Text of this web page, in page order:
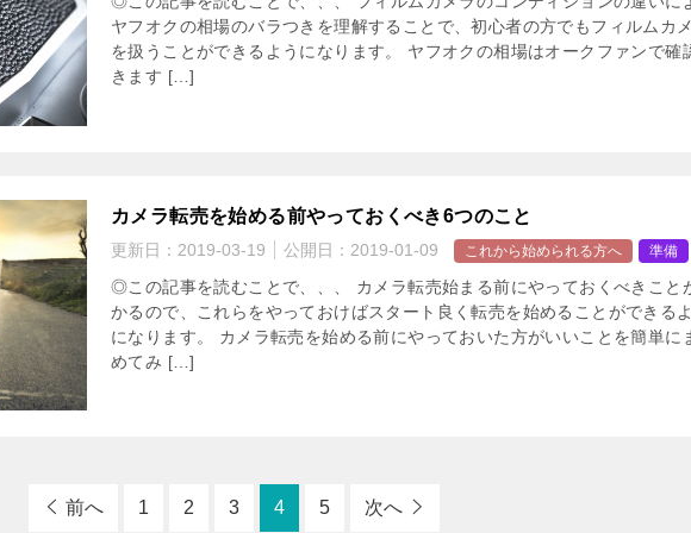
ヤフオクの相場のバラつきを理解することで、初心者の方でもフィルムカ
を扱うことができるようになります。 ヤフオクの相場はオークファンで確
きます […]
カメラ転売を始める前やっておくべき6つのこと
更新日： 2019-03-19 公開日： 2019-01-09 これから始められる方へ 準備
◎この記事を読むことで、、、 カメラ転売始まる前にやっておくべきこと
かるので、これらをやっておけばスタート良く転売を始めることができる
になります。 カメラ転売を始める前にやっておいた方がいいことを簡単に
めてみ […]
前へ 1 2 3 4 5 次へ